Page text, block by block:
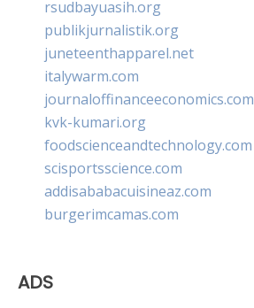
rsudbayuasih.org
publikjurnalistik.org
juneteenthapparel.net
italywarm.com
journaloffinanceeconomics.com
kvk-kumari.org
foodscienceandtechnology.com
scisportsscience.com
addisababacuisineaz.com
burgerimcamas.com
ADS